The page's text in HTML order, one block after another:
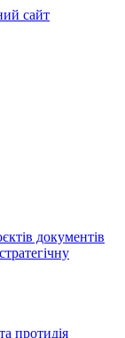
сайт
документів
протидія